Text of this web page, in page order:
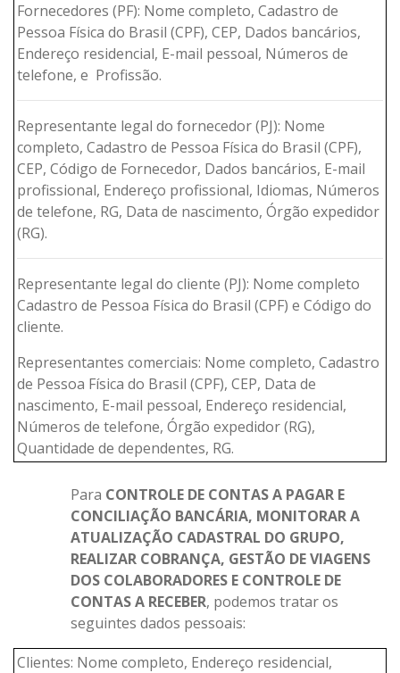
Fornecedores (PF): Nome completo, Cadastro de
Pessoa Física do Brasil (CPF), CEP, Dados bancários,
Endereço residencial, E-mail pessoal, Números de
telefone, e Profissão.
Representante legal do fornecedor (PJ): Nome
completo, Cadastro de Pessoa Física do Brasil (CPF),
CEP, Código de Fornecedor, Dados bancários, E-mail
profissional, Endereço profissional, Idiomas, Números
de telefone, RG, Data de nascimento, Órgão expedidor
(RG).
Representante legal do cliente (PJ): Nome completo
Cadastro de Pessoa Física do Brasil (CPF) e Código do
cliente.
Representantes comerciais: Nome completo, Cadastro
de Pessoa Física do Brasil (CPF), CEP, Data de
nascimento, E-mail pessoal, Endereço residencial,
Números de telefone, Órgão expedidor (RG),
Quantidade de dependentes, RG.
Para CONTROLE DE CONTAS A PAGAR E
CONCILIAÇÃO BANCÁRIA, MONITORAR A
ATUALIZAÇÃO CADASTRAL DO GRUPO,
REALIZAR COBRANÇA, GESTÃO DE VIAGENS
DOS COLABORADORES E CONTROLE DE
CONTAS A RECEBER, podemos tratar os
seguintes dados pessoais:
Clientes: Nome completo, Endereço residencial,